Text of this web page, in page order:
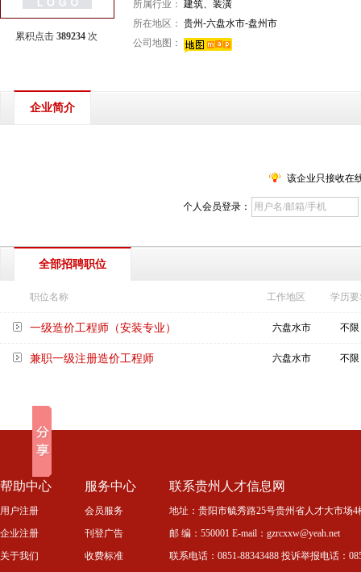
累积点击 389234 次
所属行业： 建筑、装潢
所在地区： 贵州-六盘水市-盘州市
公司地图：
企业简介
该企业只接收在
个人会员登录：
全部招聘职位
职位名称 工作地区 学历
一级造价工程师（安装专业） 六盘水市 不限
兼职一级注册造价工程师 六盘水市 不限
帮助中心
用户注册
企业注册
关于我们
服务中心
会员服务
刊登广告
收费标准
联系贵州人才信息网
地址：贵阳市毓秀路25号贵州省人才大市场
邮 编：550001 E-mail：gzrcxxw@yeah.net
联系电话：0851-88343488 投诉举报电话：